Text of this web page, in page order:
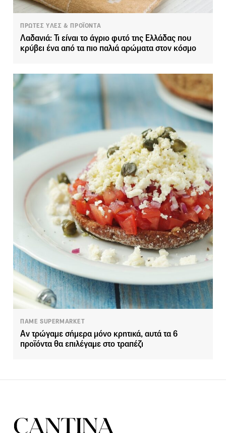
ΠΡΩΤΕΣ ΥΛΕΣ & ΠΡΟΪΟΝΤΑ
Λαδανιά: Τι είναι το άγριο φυτό της Ελλάδας που
κρύβει ένα από τα πιο παλιά αρώματα στον κόσμο
ΠΑΜΕ SUPERMARKET
Αν τρώγαμε σήμερα μόνο κρητικά, αυτά τα 6
προϊόντα θα επιλέγαμε στο τραπέζι